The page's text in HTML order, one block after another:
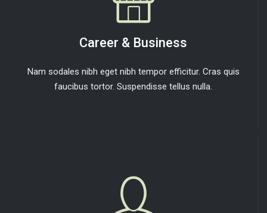
Career & Business
Nam sodales nibh eget nibh tempor efficitur. Cras quis
faucibus tortor. Suspendisse tellus nulla.